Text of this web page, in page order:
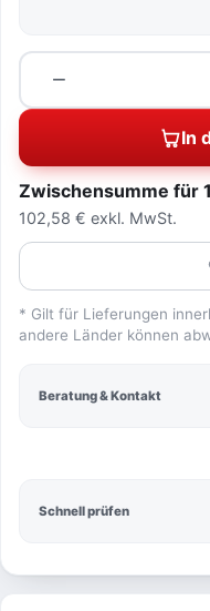
Schnell prüfen
−
Menge
In
Zwischensumme für
102,58 € exkl. MwSt.
* Gilt für Lieferungen
andere Länder können
Beratung & Kontakt